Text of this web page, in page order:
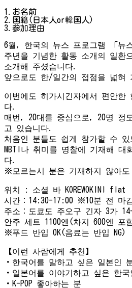
1.お名前
2.国籍(日本人or韓国人)
3.参加理由
6월, 한국의 뉴스 프로그램 「뉴
주년을 기념한 활동 소개의 일환
소개해 주셨습니다.
앞으로도 한/일간의 접점을 넓혀
이번에도 히가시긴자에서 편안한
다.
매번, 20대를 중심으로, 20명 정
고 있습니다.
처음인 분들도 쉽게 참가할 수
MBTI나 취미를 명찰에 기재해 대
다.
※모르는시 분은 기재하지 않아도
위치 : 소셜 바 KOREWOKINI flat
시간：14:30-17:00 ※10분 전 마
주소：도쿄도 주오구 긴자 3가
안주 세트 1100엔(차지 600엔 포
※푸드 반입 OK(음료는 반입 NG)
【이런 사람에게 추천】
・한국어를 말하고 싶은 일본인
・일본어를 이야기하고 싶은 한
・K-POP 좋아하는 분